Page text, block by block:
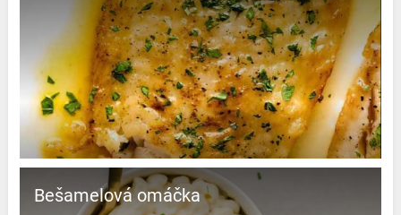
Bešamelová omáčka